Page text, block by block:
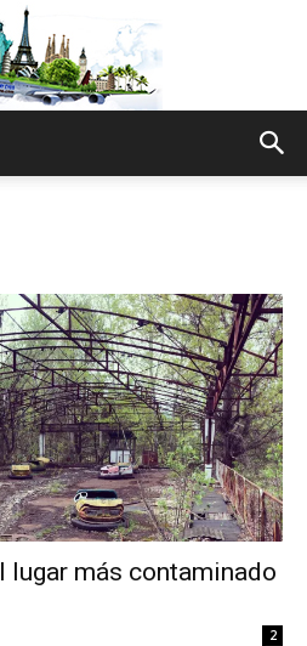
Thru
My
lugar más contaminado
2